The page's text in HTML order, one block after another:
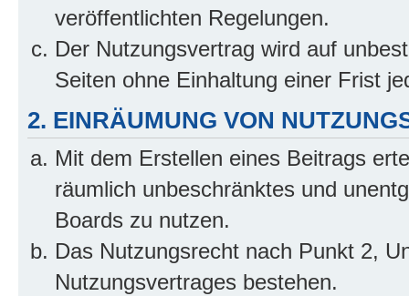
veröffentlichten Regelungen.
Der Nutzungsvertrag wird auf
Seiten ohne Einhaltung einer Frist
2. EINRÄUMUNG VON
Mit dem Erstellen eines Beitrags
räumlich unbeschränktes und
Boards zu nutzen.
Das Nutzungsrecht nach Punkt 2,
Nutzungsvertrages bestehen.